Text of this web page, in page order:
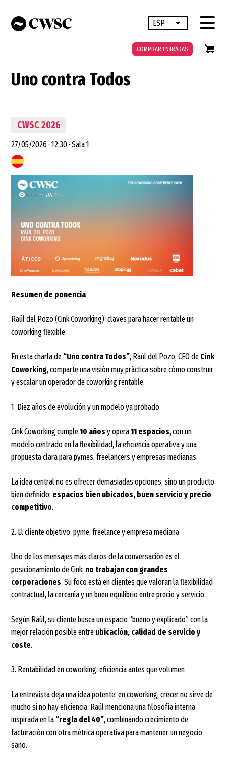
contenido
ESP Lista adicional
COMPRAR ENTRADAS
Uno contra Todos
CWSC 2026
27/05/2026· 12:30· Sala 1
Resumen de ponencia
Raúl del Pozo (Cink Coworking): claves para hacer rentable un
coworking flexible
En esta charla de “Uno contra Todos”, Raúl del Pozo, CEO de Cink
Coworking, comparte una visión muy práctica sobre cómo construir
y escalar un operador de coworking rentable.
1. Diez años de evolución y un modelo ya probado
Cink Coworking cumple10 años y opera11 espacios, con un
modelo centrado en la flexibilidad, la eficiencia operativa y una
propuesta clara para pymes, freelancers y empresas medianas.
La idea central no es ofrecer demasiadas opciones, sino un producto
bien definido: espacios bien ubicados, buen servicio y precio
competitivo.
2. El cliente objetivo: pyme, freelance y empresa mediana
Uno de los mensajes más claros de la conversación es el
posicionamiento de Cink: no trabajan con grandes
corporaciones. Su foco está en clientes que valoran la flexibilidad
contractual, la cercanía y un buen equilibrio entre precio y servicio.
Según Raúl, su cliente busca un espacio “bueno y explicado” con la
mejor relación posible entre ubicación, calidad de servicio y
coste.
3. Rentabilidad en coworking: eficiencia antes que volumen
La entrevista deja una idea potente: en coworking, crecer no sirve de
mucho si no hay eficiencia. Raúl menciona una filosofía interna
inspirada en la “regla del 40”, combinando crecimiento de
facturación con otra métrica operativa para mantener un negocio
sano.